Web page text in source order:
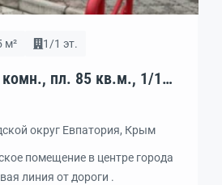
м² 1/1 эт.
пл. 85 кв.м., 1/1
округ Евпатория, Крым
помещение в центре города
линия от дороги .